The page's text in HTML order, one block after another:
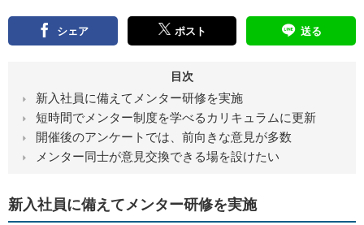
シェア ポスト 送る
目次
新入社員に備えてメンター研修を実施
短時間でメンター制度を学べるカリキュラムに更新
開催後のアンケートでは、前向きな意見が多数
メンター同士が意見交換できる場を設けたい
新入社員に備えてメンター研修を実施